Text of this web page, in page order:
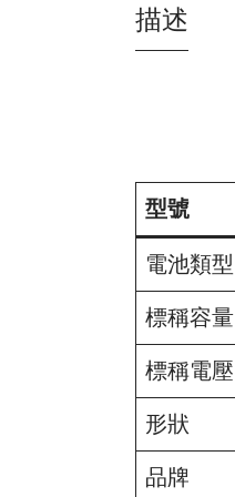
描述
型號
型號
電池類型
標稱容量
標稱電壓
形狀
品牌